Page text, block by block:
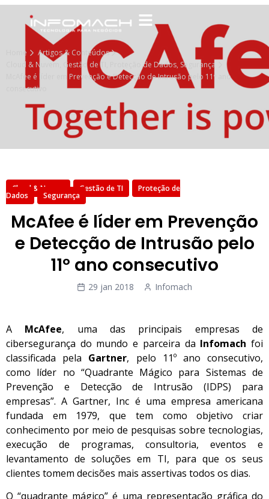
Home
Artigos & Conteúdos
Cloud & Nuvem
Gestão de TI Proteção de Dados, Segurança
McAfee é líder em Prevenção e Detecção de Intrusão pelo 11º ano
consecutivo
Cloud & Nuvem Gestão de TI Proteção de
Dados Segurança
McAfee é líder em Prevenção
e Detecção de Intrusão pelo
11º ano consecutivo
29 jan 2018 Infomach
A McAfee, uma das principais empresas de
cibersegurança do mundo e parceira da Infomach foi
classificada pela Gartner, pelo 11º ano consecutivo,
como líder no “Quadrante Mágico para Sistemas de
Prevenção e Detecção de Intrusão (IDPS) para
empresas”. A Gartner, Inc é uma empresa americana
fundada em 1979, que tem como objetivo criar
conhecimento por meio de pesquisas sobre tecnologias,
execução de programas, consultoria, eventos e
levantamento de soluções em TI, para que os seus
clientes tomem decisões mais assertivas todos os dias.
O “quadrante mágico” é uma representação gráfica do